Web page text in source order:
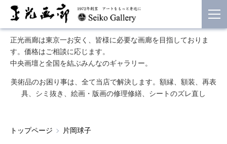
正光画廊は東京一お安く、皆様に必要な画廊を目指しておりま
す。価格はご相談に応じます。
中央画壇と全国を結ぶみんなのギャラリー。
美術品のお困り事は、全て当店で解決します。額縁、額装、再表
具、シミ抜き、絵画・版画の修理修繕、シートのズレ直し
トップページ 片岡球子